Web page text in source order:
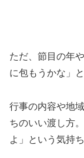
ただ、節目の年
に包もうかな」
行事の内容や地
ちのいい渡し方
よ」という気持